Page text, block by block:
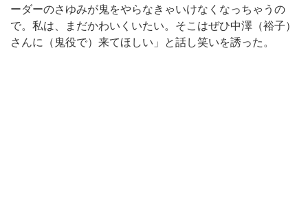
ーダーのさゆみが鬼をやらなきゃいけなくなっちゃうの
で。私は、まだかわいくいたい。そこはぜひ中澤（裕子）
さんに（鬼役で）来てほしい」と話し笑いを誘った。